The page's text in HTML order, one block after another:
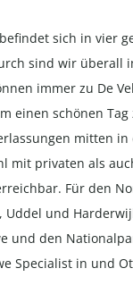
sich in vier
sind wir überall
immer zu De
einen schönen
mitten
mit privaten als
Für den
Uddel und
und den
Specialist in und